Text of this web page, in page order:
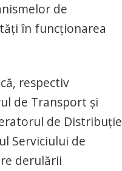
de
în funcţionarea
respectiv
de Transport şi
de Distribuţie
Serviciului de
derulării